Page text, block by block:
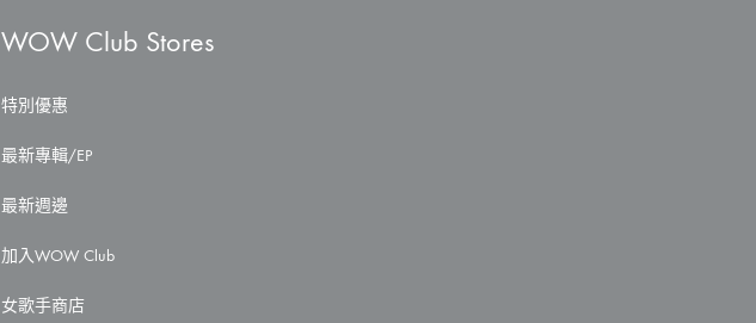
WOW Club Stores
特別優惠
最新專輯/EP
最新週邊
加入WOW Club
女歌手商店